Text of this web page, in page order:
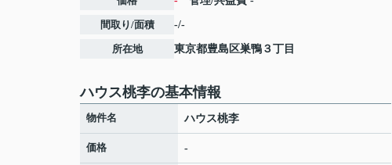
間取り/面積 -/-
所在地 東京都豊島区巣鴨 ３丁目
ハウス桃李の基本情報
物件名 ハウス桃李
価格 -